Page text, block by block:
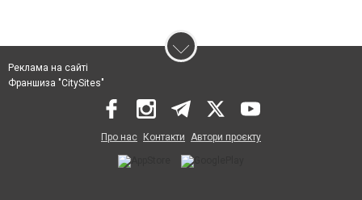
Реклама на сайті
Франшиза "CitySites"
Про нас Контакти Автори проєкту